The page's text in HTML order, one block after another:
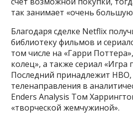
так занимает «очень
Благодаря сделке Netflix
библиотеку фильмов и
том числе на «Гарри
колец», а также сериал «Игра
Последний принадлежит
теленаправления в
Enders Analysis Том
«творческой жемчужиной».